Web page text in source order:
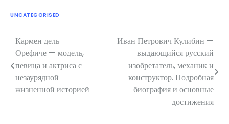
UNCATEGORISED
Навигация
по
записям
Кармен дель
Орефиче — модель,
певица и актриса с
незаурядной
жизненной историей
Иван Петрович Кулибин —
выдающийся русский
изобретатель, механик и
конструктор. Подробная
биография и основные
достижения